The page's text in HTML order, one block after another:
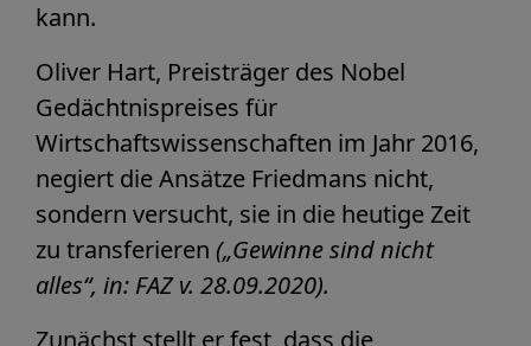
kann.
Oliver Hart, Preisträger des Nobel
Gedächtnispreises für
Wirtschaftswissenschaften im Jahr 2016,
negiert die Ansätze Friedmans nicht,
sondern versucht, sie in die heutige Zeit
zu transferieren („Gewinne sind nicht
alles“, in: FAZ v. 28.09.2020).
Zunächst stellt er fest, dass die